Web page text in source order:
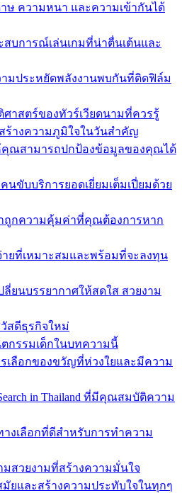
ษ ความหนา และความเข้ากันได้
สบการณ์เล่นเกมที่น่าตื่นเต้นและ
มประหยัดพลังงานพบกันที่ติดฟิล์ม
าสตร์ของทัวร์เวียดนามที่ควรรู้
ร้างความภูมิใจในวันสำคัญ
คุณสามารถปกป้องข้อมูลของคุณได้
นขับบริการยอดเยี่ยมเต็มเปี่ยมด้วย
าถูกความคุ้มค่าที่คุณต้องการหาก
ยที่เหมาะสมและพร้อมที่จะลงทุน
ลี่ยนบรรยากาศให้สดใส สวยงาม
สดีธุรกิจใหม่
กรรมเด็กในบทความนี้
เลือกของขวัญที่ห่วงใยและมีความ
in Thailand ที่มีคุณสมบัติความ
างเลือกที่ดีสำหรับการทำความ
สวยงามที่สร้างความมั่นใจ
มัยและสร้างความประทับใจในทุกๆ